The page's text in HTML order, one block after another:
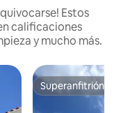
Estos
calificaciones
y mucho más.
Superanfitrión
Superanfitrión